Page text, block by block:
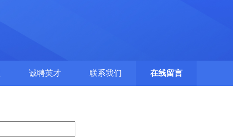
诚聘英才 联系我们 在线留言